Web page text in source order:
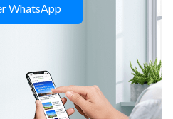
WhatsApp